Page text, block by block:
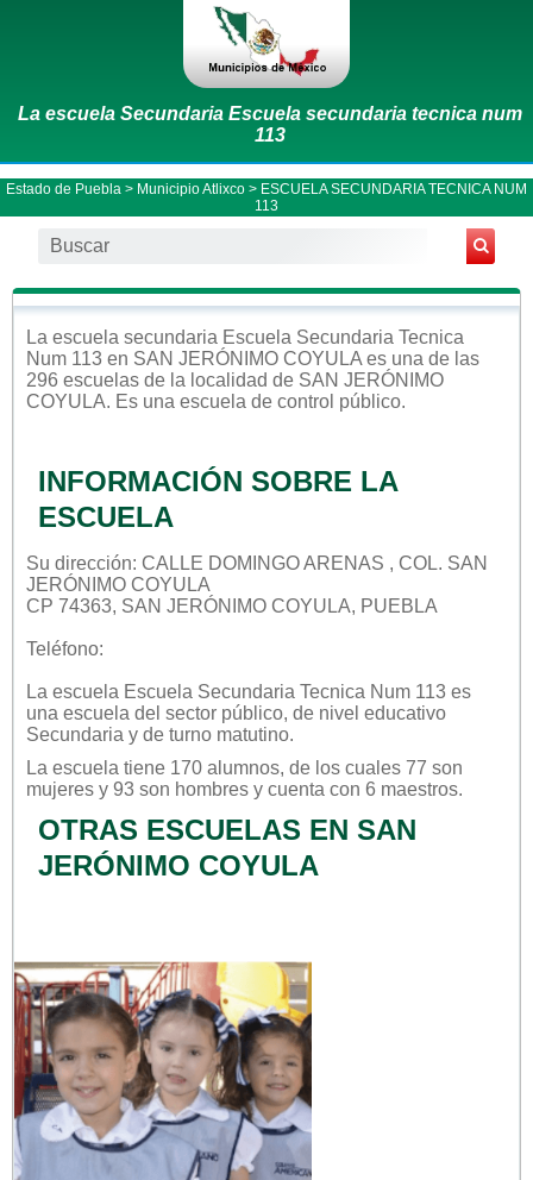
La escuela Secundaria Escuela secundaria tecnica num
113
Estado de Puebla > Municipio Atlixco > ESCUELA SECUNDARIA TECNICA NUM
113
La escuela secundaria Escuela Secundaria Tecnica
Num 113 en SAN JERÓNIMO COYULA es una de las
296 escuelas de la localidad de SAN JERÓNIMO
COYULA. Es una escuela de control público.
INFORMACIÓN SOBRE LA
ESCUELA
Su dirección: CALLE DOMINGO ARENAS , COL. SAN
JERÓNIMO COYULA
CP 74363, SAN JERÓNIMO COYULA, PUEBLA
Teléfono:
La escuela Escuela Secundaria Tecnica Num 113 es
una escuela del sector público, de nivel educativo
Secundaria y de turno matutino.
La escuela tiene 170 alumnos, de los cuales 77 son
mujeres y 93 son hombres y cuenta con 6 maestros.
OTRAS ESCUELAS EN SAN
JERÓNIMO COYULA